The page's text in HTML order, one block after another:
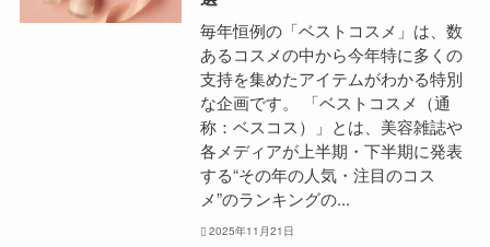
毎年恒例の「ベストコスメ」は、数
あるコスメの中から今年特に多くの
支持を集めたアイテムがわかる特別
な企画です。 「ベストコスメ（通
称：ベスコス）」とは、美容雑誌や
各メディアが上半期・下半期に発表
する“その年の人気・注目のコス
メ”のランキングの...
2025年11月21日